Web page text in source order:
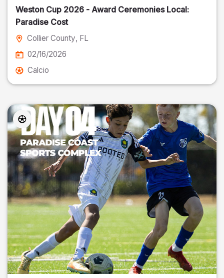
Weston Cup 2026 - Award Ceremonies Local:
Paradise Cost
Collier County, FL
02/16/2026
Calcio